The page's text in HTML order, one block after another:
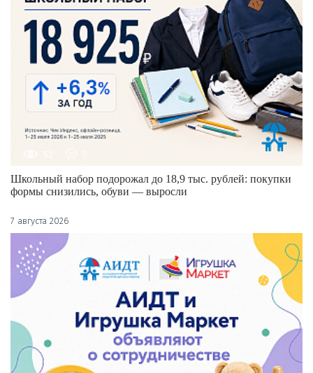
Школьный набор подорожал до 18,9 тыс. рублей: покупки
формы снизились, обуви — выросли
7 августа 2026